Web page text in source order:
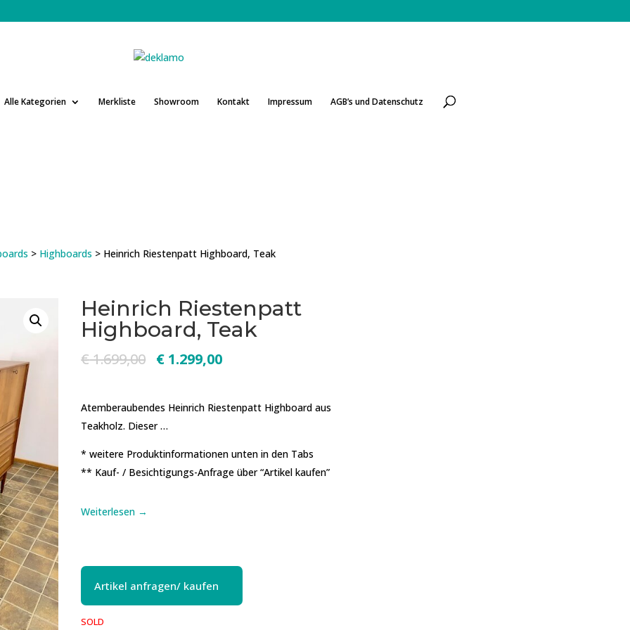
Alle Kategorien Merkliste Showroom Kontakt Impressum AGB’s und Datenschutz
> Highboards > Heinrich Riestenpatt Highboard, Teak
Heinrich Riestenpatt
Highboard, Teak
€1.699,00 € 1.299,00
Atemberaubendes Heinrich Riestenpatt Highboard aus
Teakholz. Dieser …
* weitere Produktinformationen unten in den Tabs
** Kauf- / Besichtigungs-Anfrage über “Artikel kaufen”
Weiterlesen →
Artikel anfragen/ kaufen
SOLD